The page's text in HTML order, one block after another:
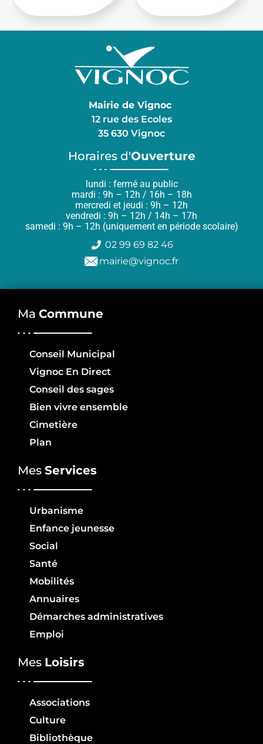
Mairie de Vignoc
12 rue des Ecoles
35 630 Vignoc
Horaires d'Ouverture
lundi : fermé au public
mardi : 9h – 12h / 16h – 18h
mercredi et jeudi : 9h – 12h
vendredi : 9h – 12h / 14h – 17h
samedi : 9h – 12h (uniquement en période scolaire)
02 99 69 82 46
mairie@vignoc.fr
Ma Commune
Conseil Municipal
Vignoc En Direct
Conseil des sages
Bien vivre ensemble
Cimetière
Plan
Mes Services
Urbanisme
Enfance jeunesse
Social
Santé
Mobilités
Annuaires
Démarches administratives
Emploi
Mes Loisirs
Associations
Culture
Bibliothèque